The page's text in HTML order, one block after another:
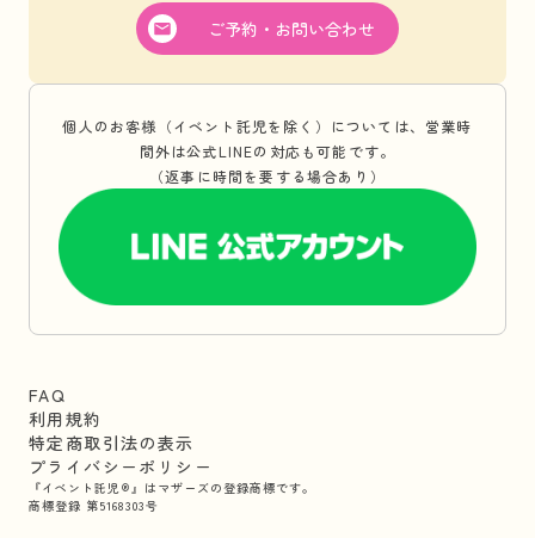
ご予約・お問い合わせ
個人のお客様（イベント託児を除く）については、営業時
間外は公式LINEの対応も可能です。
（返事に時間を要する場合あり）
FAQ
利用規約
特定商取引法の表示
プライバシーポリシー
『イベント託児®』はマザーズの登録商標です。
商標登録 第5168303号